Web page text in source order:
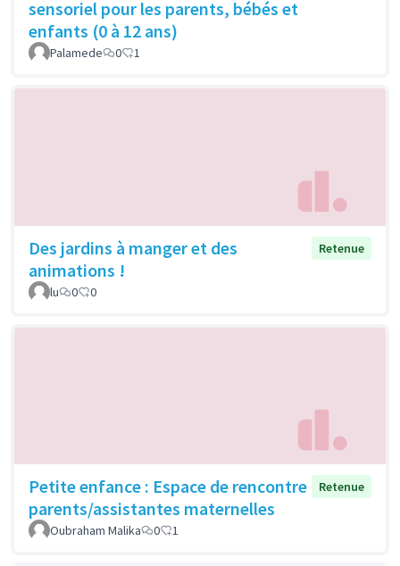
sensoriel pour les parents, bébés et
enfants (0 à 12 ans)
Palamede 0 1
Des jardins à manger et des
animations !
Retenue
lu 0 0
Petite enfance : Espace de rencontre
parents/assistantes maternelles
Retenue
Oubraham Malika 0 1